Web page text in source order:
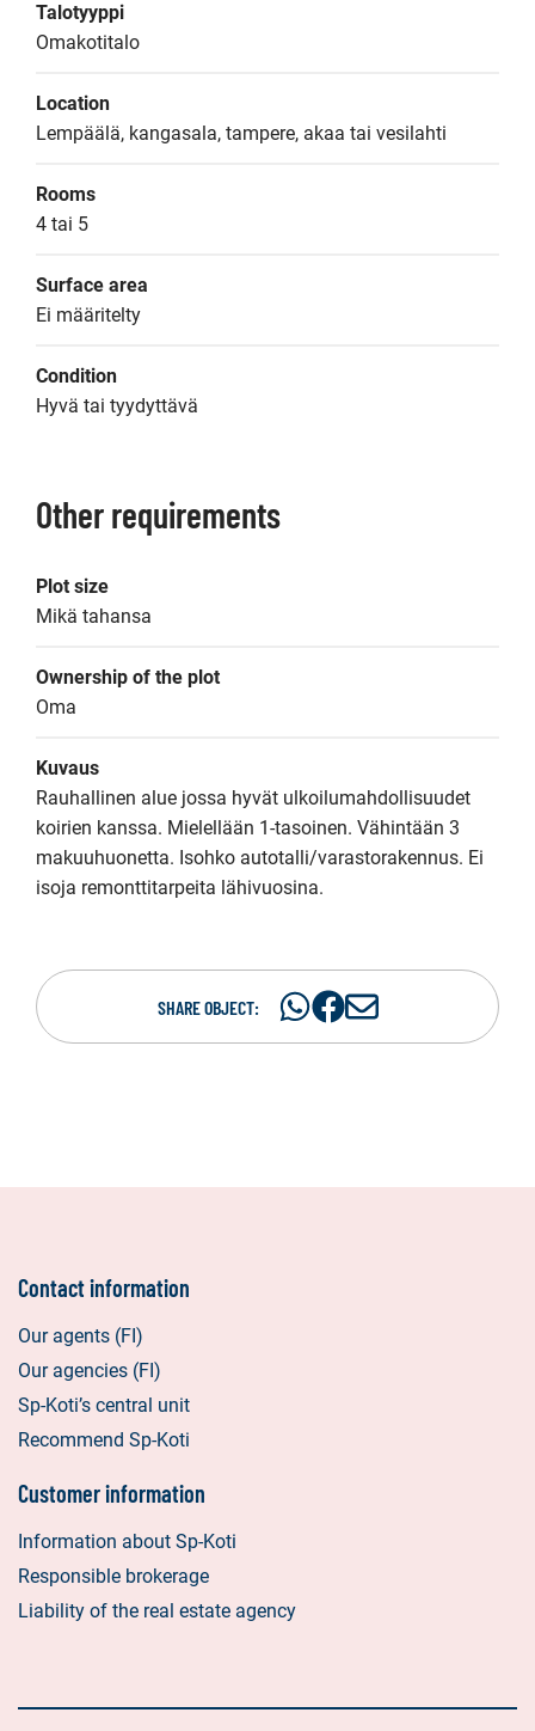
Talotyyppi
Omakotitalo
Location
Lempäälä, kangasala, tampere, akaa tai vesilahti
Rooms
4 tai 5
Surface area
Ei määritelty
Condition
Hyvä tai tyydyttävä
Other requirements
Plot size
Mikä tahansa
Ownership of the plot
Oma
Kuvaus
Rauhallinen alue jossa hyvät ulkoilumahdollisuudet
koirien kanssa. Mielellään 1-tasoinen. Vähintään 3
makuuhuonetta. Isohko autotalli/varastorakennus. Ei
isoja remonttitarpeita lähivuosina.
SHARE OBJECT:
ShareShare
S
n
Contact information
Our agents (FI)
Our agencies (FI)
Sp-Koti’s central unit
Recommend Sp-Koti
Customer information
Information about Sp-Koti
Responsible brokerage
Liability of the real estate agency